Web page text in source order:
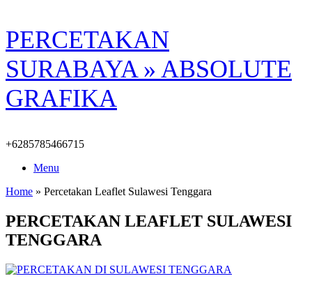
Skip
to
content
PERCETAKAN
SURABAYA » ABSOLUTE
GRAFIKA
+6285785466715
Menu
Home » Percetakan Leaflet Sulawesi Tenggara
PERCETAKAN LEAFLET SULAWESI
TENGGARA